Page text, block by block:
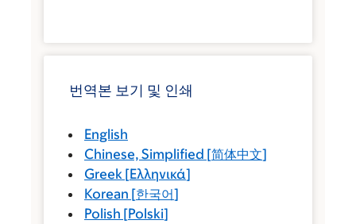
번역본 보기 및 인쇄
English
Chinese, Simplified [简体中文]
Greek [Ελληνικά]
Korean [한국어]
Polish [Polski]